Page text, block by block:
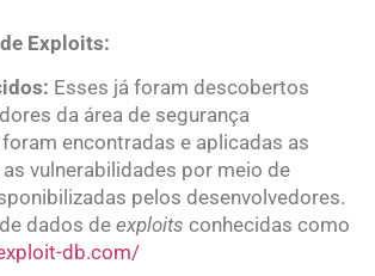
Exploits:
Esses já foram descobertos
da área de segurança
encontradas e aplicadas as
vulnerabilidades por meio de
pelos desenvolvedores.
dados de exploits conhecidas como
db.com/